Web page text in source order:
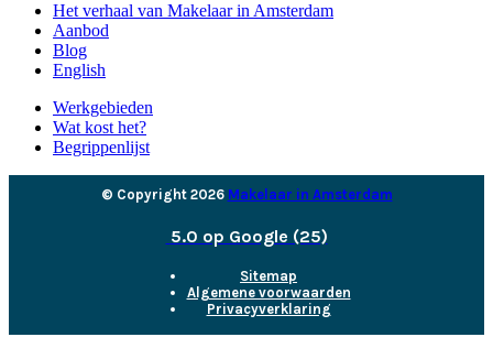
Het verhaal van Makelaar in Amsterdam
Aanbod
Blog
English
Werkgebieden
Wat kost het?
Begrippenlijst
© Copyright 2026 Makelaar in Amsterdam
5.0 op Google (25)
Sitemap
Algemene voorwaarden
Privacyverklaring